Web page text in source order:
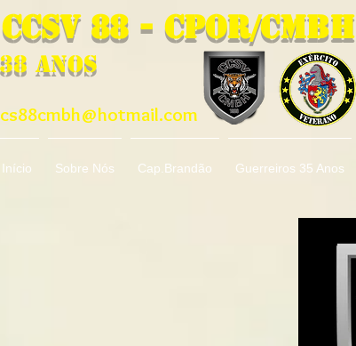
CCSv 88 - CPOR/CMBH
38 Anos
Início Sobre Nós Cap.Brandão Guerreiros 35 Anos